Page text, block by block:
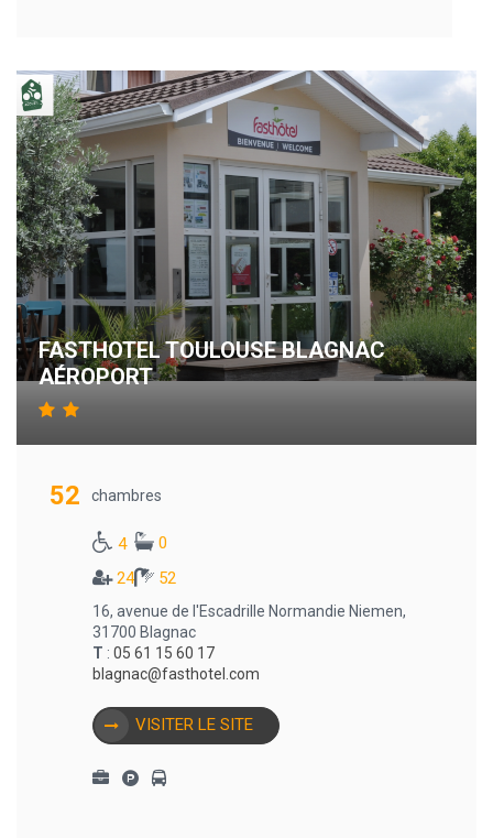
FASTHOTEL TOULOUSE BLAGNAC
AÉROPORT
52 chambres
4
0
24
52
16, avenue de l'Escadrille Normandie Niemen,
31700 Blagnac
T : 05 61 15 60 17
blagnac@fasthotel.com
VISITER LE SITE